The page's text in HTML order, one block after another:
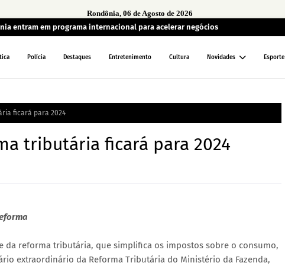
Rondônia, 06 de Agosto de 2026
entram em programa internacional para acelerar negócios
Polícia Destaques Entretenimento Cultura Novidades Esporte
ficará para 2024
tributária ficará para 2024
da reforma tributária, que simplifica os impostos sobre o consumo,
extraordinário da Reforma Tributária do Ministério da Fazenda,